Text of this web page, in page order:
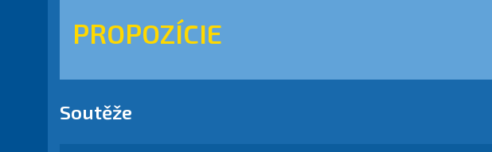
PROPOZÍCIE
Soutěže